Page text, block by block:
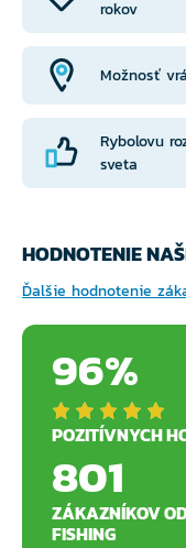
rokov
Možnosť
Rybolovu
sveta
HODNOTENIE
Ďalšie hodnotenie
96%
POZITÍVNYCH
801
ZÁKAZNÍKOV
FISHING